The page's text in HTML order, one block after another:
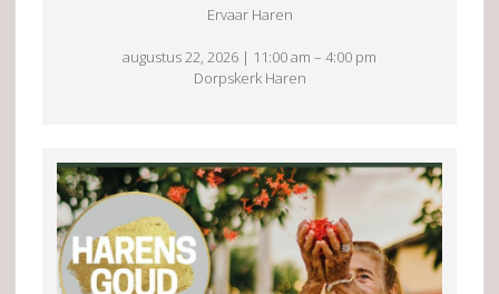
Ervaar Haren
augustus 22, 2026 | 11:00 am – 4:00 pm
Dorpskerk Haren